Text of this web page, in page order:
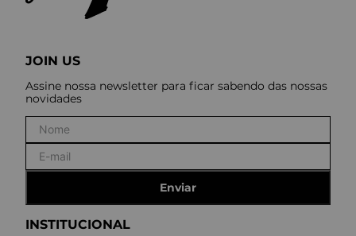
INSTITUCIONAL
JOIN US
Assine nossa newsletter para ficar sabendo das nossas
novidades
Enviar